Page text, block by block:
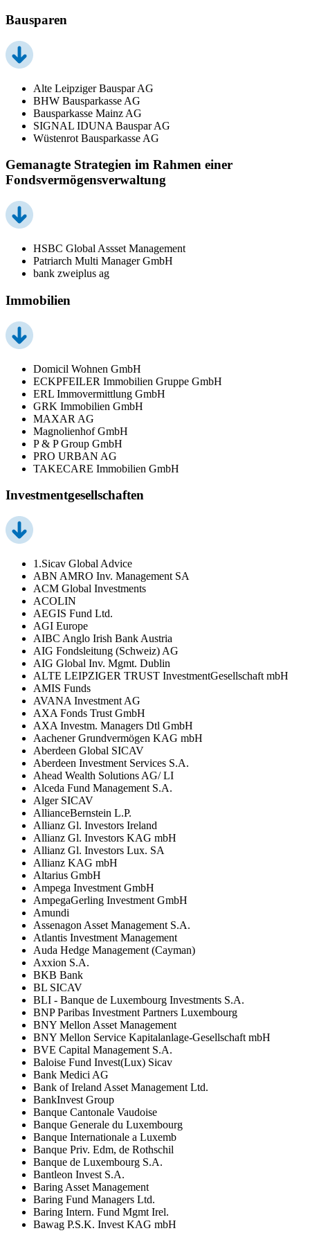
Bausparen
Alte Leipziger Bauspar AG
BHW Bausparkasse AG
Bausparkasse Mainz AG
SIGNAL IDUNA Bauspar AG
Wüstenrot Bausparkasse AG
Gemanagte Strategien im Rahmen einer
Fondsvermögensverwaltung
HSBC Global Assset Management
Patriarch Multi Manager GmbH
bank zweiplus ag
Immobilien
Domicil Wohnen GmbH
ECKPFEILER Immobilien Gruppe GmbH
ERL Immovermittlung GmbH
GRK Immobilien GmbH
MAXAR AG
Magnolienhof GmbH
P & P Group GmbH
PRO URBAN AG
TAKECARE Immobilien GmbH
Investmentgesellschaften
1.Sicav Global Advice
ABN AMRO Inv. Management SA
ACM Global Investments
ACOLIN
AEGIS Fund Ltd.
AGI Europe
AIBC Anglo Irish Bank Austria
AIG Fondsleitung (Schweiz) AG
AIG Global Inv. Mgmt. Dublin
ALTE LEIPZIGER TRUST InvestmentGesellschaft mbH
AMIS Funds
AVANA Investment AG
AXA Fonds Trust GmbH
AXA Investm. Managers Dtl GmbH
Aachener Grundvermögen KAG mbH
Aberdeen Global SICAV
Aberdeen Investment Services S.A.
Ahead Wealth Solutions AG/ LI
Alceda Fund Management S.A.
Alger SICAV
AllianceBernstein L.P.
Allianz Gl. Investors Ireland
Allianz Gl. Investors KAG mbH
Allianz Gl. Investors Lux. SA
Allianz KAG mbH
Altarius GmbH
Ampega Investment GmbH
AmpegaGerling Investment GmbH
Amundi
Assenagon Asset Management S.A.
Atlantis Investment Management
Auda Hedge Management (Cayman)
Axxion S.A.
BKB Bank
BL SICAV
BLI - Banque de Luxembourg Investments S.A.
BNP Paribas Investment Partners Luxembourg
BNY Mellon Asset Management
BNY Mellon Service Kapitalanlage-Gesellschaft mbH
BVE Capital Management S.A.
Baloise Fund Invest(Lux) Sicav
Bank Medici AG
Bank of Ireland Asset Management Ltd.
BankInvest Group
Banque Cantonale Vaudoise
Banque Generale du Luxembourg
Banque Internationale a Luxemb
Banque Priv. Edm, de Rothschil
Banque de Luxembourg S.A.
Bantleon Invest S.A.
Baring Asset Management
Baring Fund Managers Ltd.
Baring Intern. Fund Mgmt Irel.
Bawag P.S.K. Invest KAG mbH